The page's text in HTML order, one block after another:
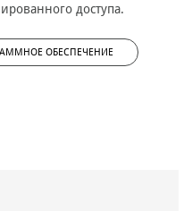
доступа.
ОБЕСПЕЧЕНИЕ